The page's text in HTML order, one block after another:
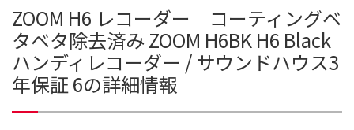
ZOOM H6 レコーダー コーティングベ
タベタ除去済み ZOOM H6BK H6 Black
ハンディレコーダー / サウンドハウス3
年保証 6の詳細情報